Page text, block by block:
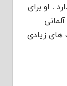
. او برای
های زیادی